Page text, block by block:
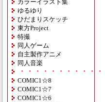
カラーイラスト集
ゆるゆり
ひだまりスケッチ
東方Project
特撮
同人ゲーム
自主製作アニメ
同人音楽
・・・・・・・・・・
COMIC1☆8
COMIC1☆7
COMIC1☆6